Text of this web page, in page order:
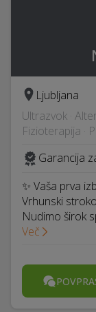
Ljubljana
Ultrazvok ·
Fizioterapija ·
Garancija
✨ Vaša prva
Vrhunski
Nudimo širok
Več